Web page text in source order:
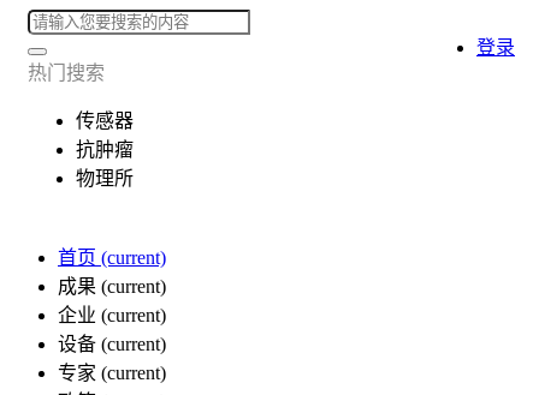
热门搜索
传感器
抗肿瘤
物理所
首页 (current)
成果 (current)
企业 (current)
设备 (current)
专家 (current)
登录